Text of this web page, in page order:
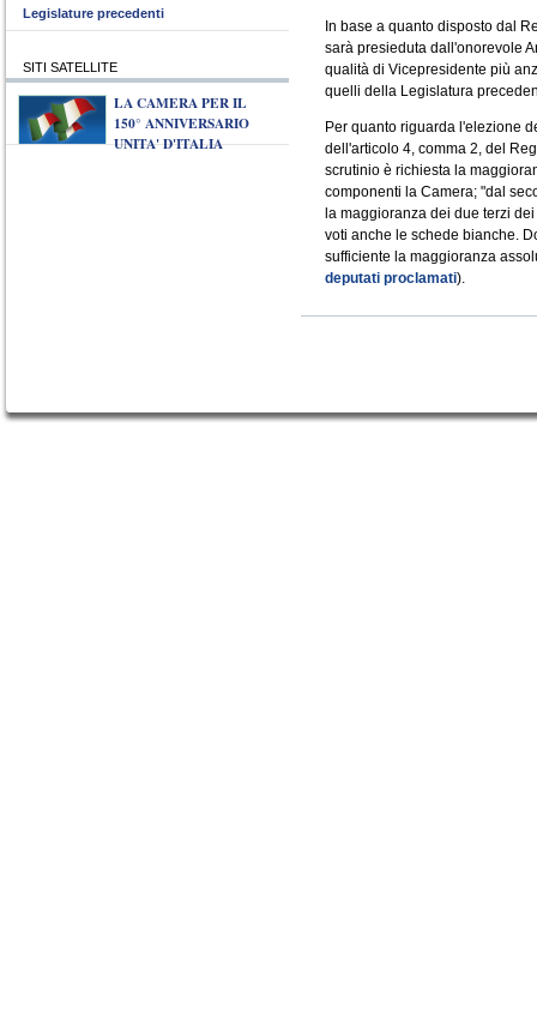
In base a quanto disposto dal
sarà presieduta dall'onorevole
qualità di Vicepresidente più
quelli della Legislatura
Per quanto riguarda l'elezione
dell'articolo 4, comma 2, del
scrutinio è richiesta la
componenti la Camera; "dal
la maggioranza dei due terzi
voti anche le schede bianche.
sufficiente la maggioranza
deputati proclamati).
Legislature precedenti
SITI SATELLITE
LA CAMERA PER IL
150° ANNIVERSARIO
UNITA' D'ITALIA